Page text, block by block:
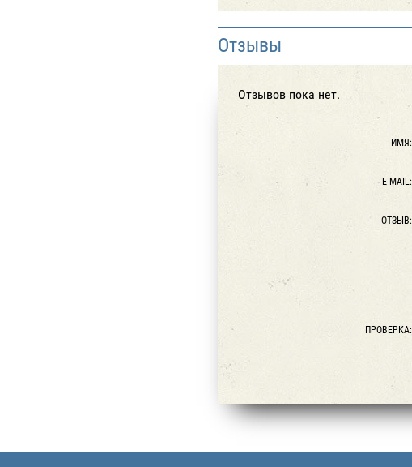
Отзывы
Отзывов пока нет.
ИМЯ:
E-MAIL:
ОТЗЫВ:
ПРОВЕРКА: